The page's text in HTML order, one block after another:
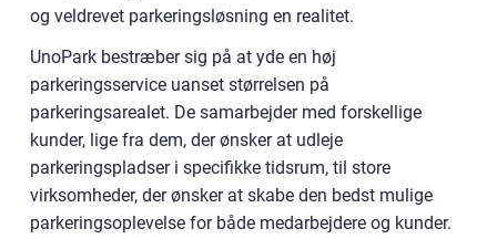
og veldrevet parkeringsløsning en realitet.
UnoPark bestræber sig på at yde en høj
parkeringsservice uanset størrelsen på
parkeringsarealet. De samarbejder med forskellige
kunder, lige fra dem, der ønsker at udleje
parkeringspladser i specifikke tidsrum, til store
virksomheder, der ønsker at skabe den bedst mulige
parkeringsoplevelse for både medarbejdere og kunder.